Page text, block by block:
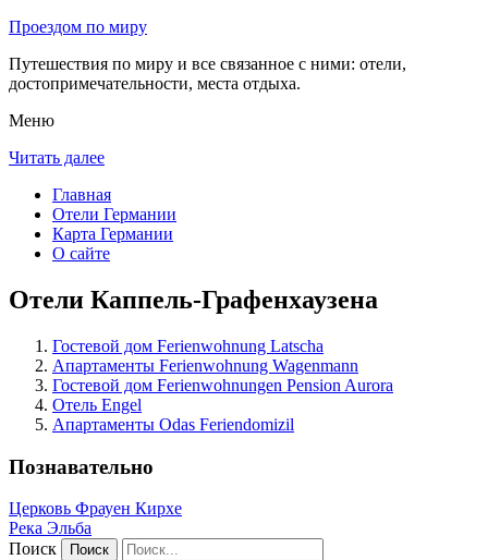
Проездом по миру
Путешествия по миру и все связанное с ними: отели,
достопримечательности, места отдыха.
Меню
Читать далее
Главная
Отели Германии
Карта Германии
О сайте
Отели Каппель-Графенхаузена
Гостевой дом Ferienwohnung Latscha
Апартаменты Ferienwohnung Wagenmann
Гостевой дом Ferienwohnungen Pension Aurora
Отель Engel
Апартаменты Odas Feriendomizil
Познавательно
Церковь Фрауен Кирхе
Река Эльба
Поиск